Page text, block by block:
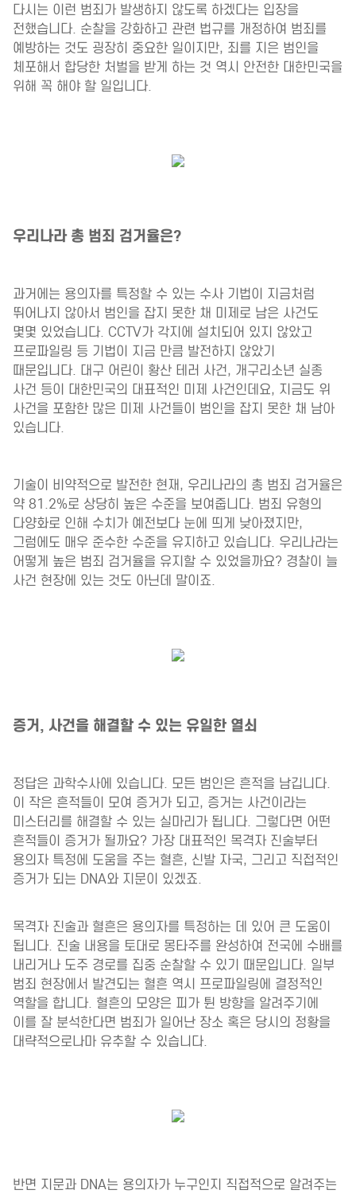
다시는 이런 범죄가 발생하지 않도록 하겠다는 입장을
전했습니다. 순찰을 강화하고 관련 법규를 개정하여 범죄를
예방하는 것도 굉장히 중요한 일이지만, 죄를 지은 범인을
체포해서 합당한 처벌을 받게 하는 것 역시 안전한 대한민국을
위해 꼭 해야 할 일입니다.
우리나라 총 범죄 검거율은?
과거에는 용의자를 특정할 수 있는 수사 기법이 지금처럼
뛰어나지 않아서 범인을 잡지 못한 채 미제로 남은 사건도
몇몇 있었습니다. CCTV가 각지에 설치되어 있지 않았고
프로파일링 등 기법이 지금 만큼 발전하지 않았기
때문입니다. 대구 어린이 황산 테러 사건, 개구리소년 실종
사건 등이 대한민국의 대표적인 미제 사건인데요, 지금도 위
사건을 포함한 많은 미제 사건들이 범인을 잡지 못한 채 남아
있습니다.
기술이 비약적으로 발전한 현재, 우리나라의 총 범죄 검거율은
약 81.2%로 상당히 높은 수준을 보여줍니다. 범죄 유형의
다양화로 인해 수치가 예전보다 눈에 띄게 낮아졌지만,
그럼에도 매우 준수한 수준을 유지하고 있습니다. 우리나라는
어떻게 높은 범죄 검거율을 유지할 수 있었을까요? 경찰이 늘
사건 현장에 있는 것도 아닌데 말이죠.
증거, 사건을 해결할 수 있는 유일한 열쇠
정답은 과학수사에 있습니다. 모든 범인은 흔적을 남깁니다.
이 작은 흔적들이 모여 증거가 되고, 증거는 사건이라는
미스터리를 해결할 수 있는 실마리가 됩니다. 그렇다면 어떤
흔적들이 증거가 될까요? 가장 대표적인 목격자 진술부터
용의자 특정에 도움을 주는 혈흔, 신발 자국, 그리고 직접적인
증거가 되는 DNA와 지문이 있겠죠.
목격자 진술과 혈흔은 용의자를 특정하는 데 있어 큰 도움이
됩니다. 진술 내용을 토대로 몽타주를 완성하여 전국에 수배를
내리거나 도주 경로를 집중 순찰할 수 있기 때문입니다. 일부
범죄 현장에서 발견되는 혈흔 역시 프로파일링에 결정적인
역할을 합니다. 혈흔의 모양은 피가 튄 방향을 알려주기에
이를 잘 분석한다면 범죄가 일어난 장소 혹은 당시의 정황을
대략적으로나마 유추할 수 있습니다.
반면 지문과 DNA는 용의자가 누구인지 직접적으로 알려주는